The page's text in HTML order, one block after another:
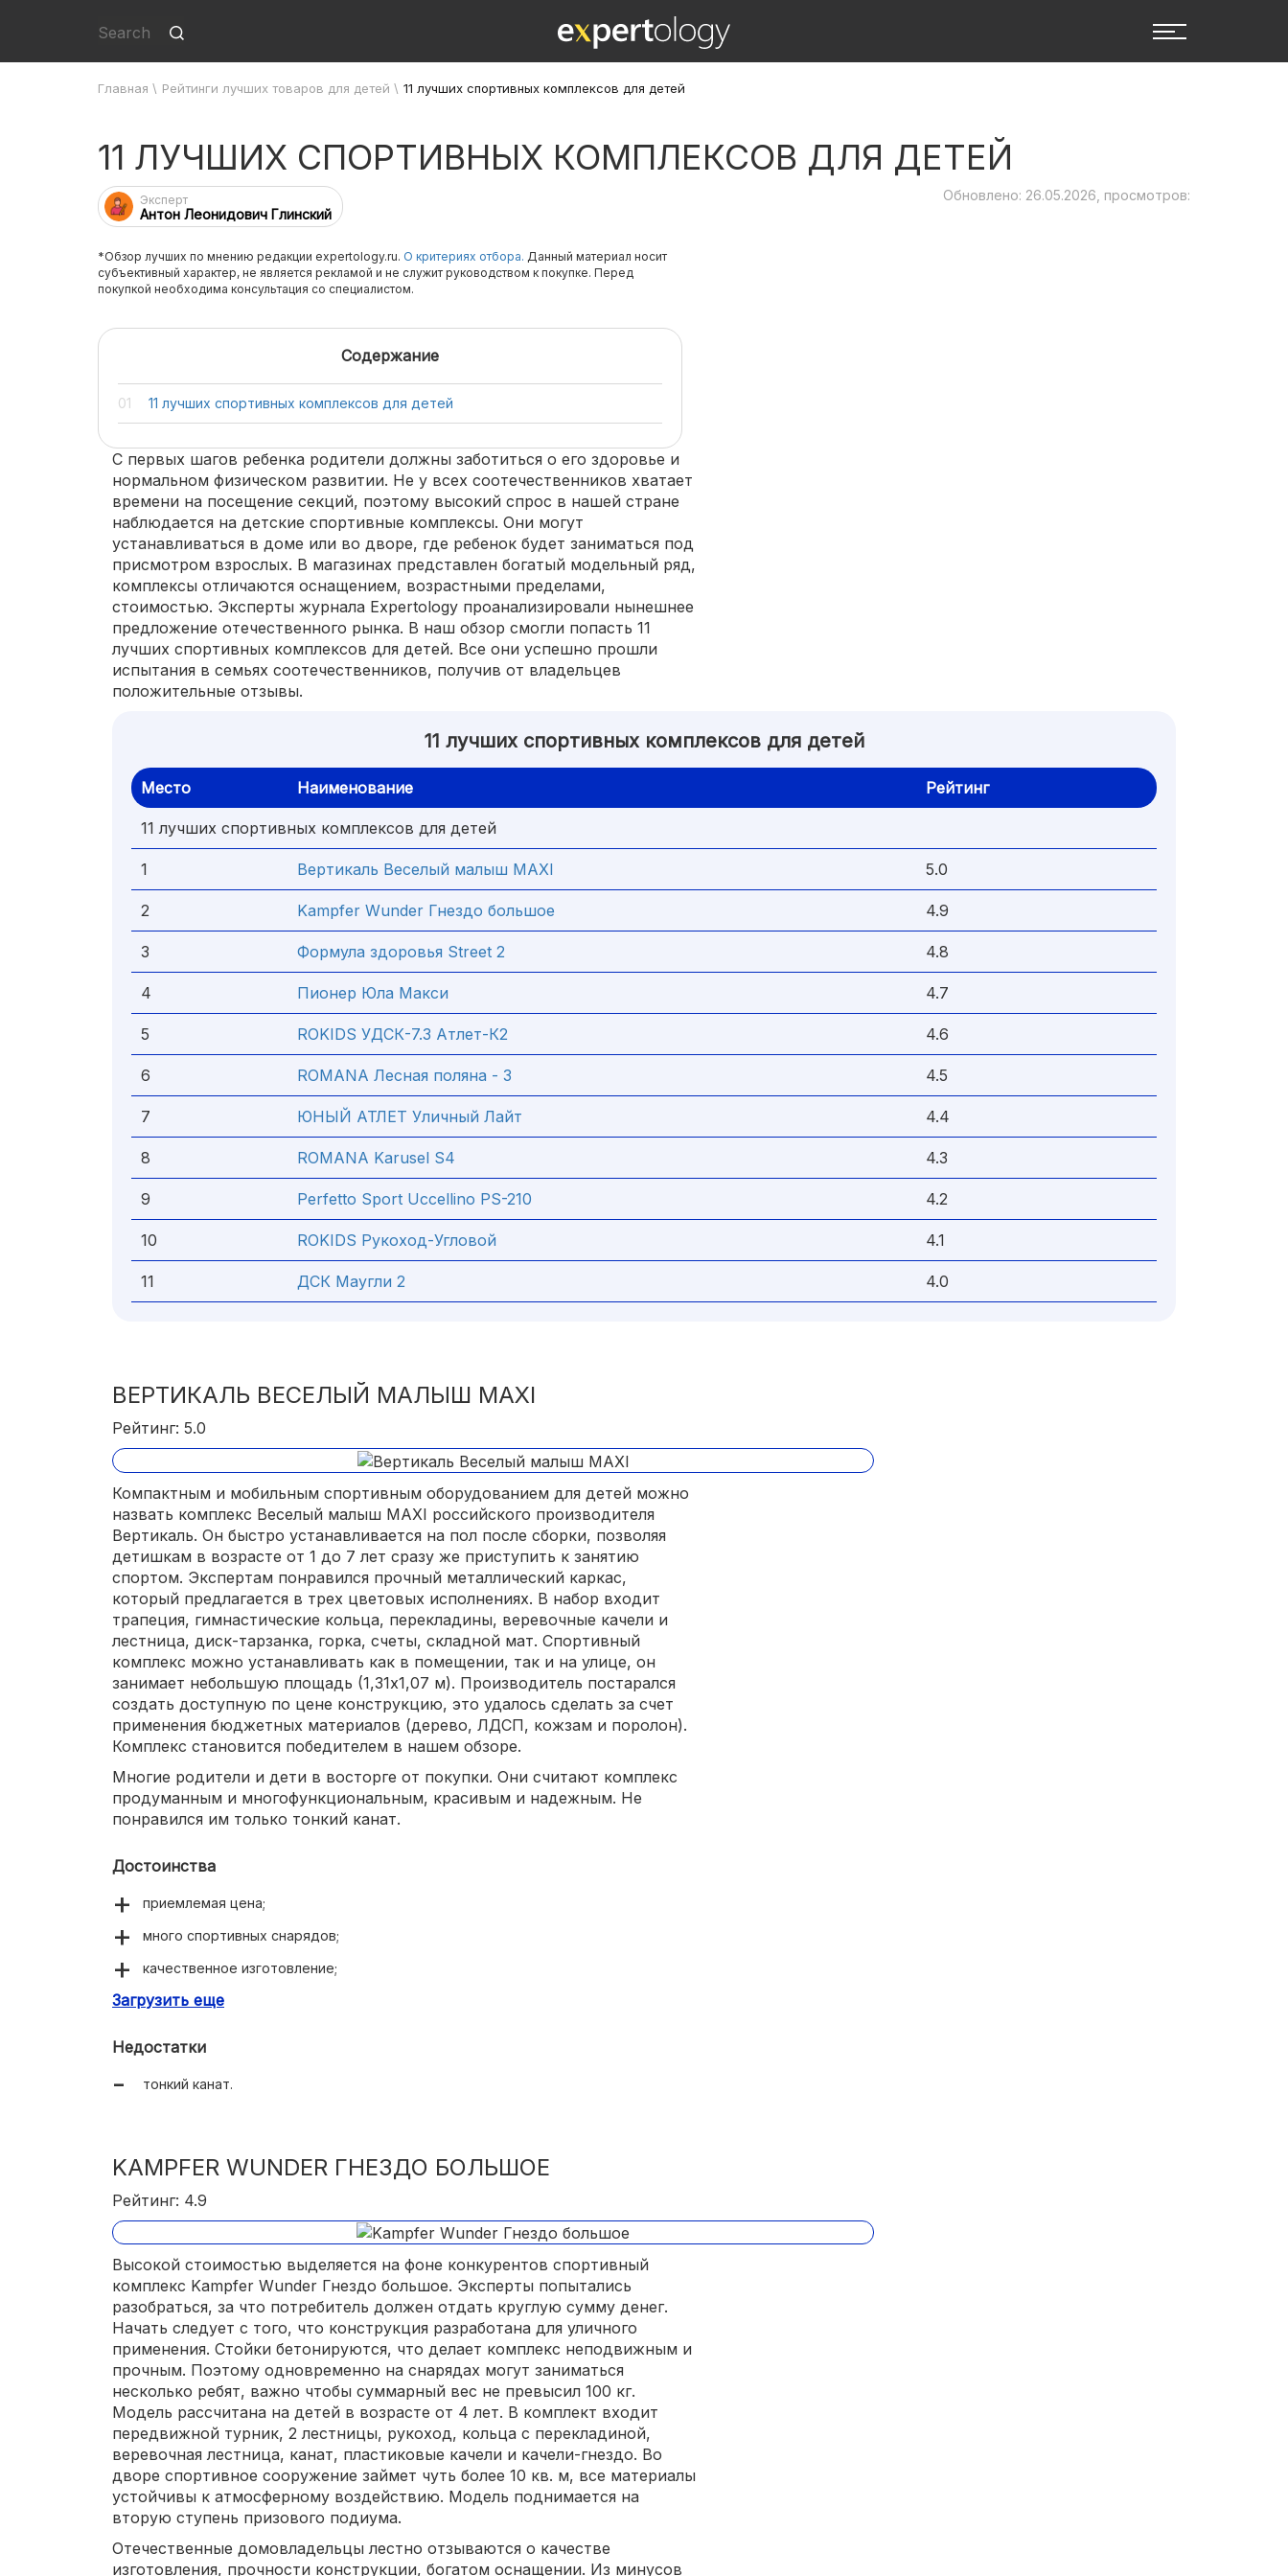
Главная \ Рейтинги лучших товаров для детей \ 11 лучших спортивных комплексов для детей
11 ЛУЧШИХ СПОРТИВНЫХ КОМПЛЕКСОВ ДЛЯ ДЕТЕЙ
Эксперт
Антон Леонидович Глинский
Обновлено: 26.05.2026, просмотров:
*Обзор лучших по мнению редакции expertology.ru. О критериях отбора. Данный материал носит
субъективный характер, не является рекламой и не служит руководством к покупке. Перед
покупкой необходима консультация со специалистом.
Содержание
11 лучших спортивных комплексов для детей
С первых шагов ребенка родители должны заботиться о его здоровье и
нормальном физическом развитии. Не у всех соотечественников хватает
времени на посещение секций, поэтому высокий спрос в нашей стране
наблюдается на детские спортивные комплексы. Они могут
устанавливаться в доме или во дворе, где ребенок будет заниматься под
присмотром взрослых. В магазинах представлен богатый модельный ряд,
комплексы отличаются оснащением, возрастными пределами,
стоимостью. Эксперты журнала Expertology проанализировали нынешнее
предложение отечественного рынка. В наш обзор смогли попасть 11
лучших спортивных комплексов для детей. Все они успешно прошли
испытания в семьях соотечественников, получив от владельцев
положительные отзывы.
11 лучших спортивных комплексов для детей
Место Наименование Рейтинг
11 лучших спортивных комплексов для детей
1 Вертикаль Веселый малыш MAXI 5.0
2 Kampfer Wunder Гнездо большое 4.9
3 Формула здоровья Street 2 4.8
4 Пионер Юла Макси 4.7
5 ROKIDS УДСК-7.3 Атлет-К2 4.6
6 ROMANA Лесная поляна - 3 4.5
7 ЮНЫЙ АТЛЕТ Уличный Лайт 4.4
8 ROMANA Karusel S4 4.3
9 Perfetto Sport Uccellino PS-210 4.2
10 ROKIDS Рукоход-Угловой 4.1
11 ДСК Маугли 2 4.0
ВЕРТИКАЛЬ ВЕСЕЛЫЙ МАЛЫШ MAXI
Рейтинг: 5.0
Компактным и мобильным спортивным оборудованием для детей можно
назвать комплекс Веселый малыш MAXI российского производителя
Вертикаль. Он быстро устанавливается на пол после сборки, позволяя
детишкам в возрасте от 1 до 7 лет сразу же приступить к занятию
спортом. Экспертам понравился прочный металлический каркас,
который предлагается в трех цветовых исполнениях. В набор входит
трапеция, гимнастические кольца, перекладины, веревочные качели и
лестница, диск-тарзанка, горка, счеты, складной мат. Спортивный
комплекс можно устанавливать как в помещении, так и на улице, он
занимает небольшую площадь (1,31х1,07 м). Производитель постарался
создать доступную по цене конструкцию, это удалось сделать за счет
применения бюджетных материалов (дерево, ЛДСП, кожзам и поролон).
Комплекс становится победителем в нашем обзоре.
Многие родители и дети в восторге от покупки. Они считают комплекс
продуманным и многофункциональным, красивым и надежным. Не
понравился им только тонкий канат.
Достоинства
приемлемая цена;
много спортивных снарядов;
качественное изготовление;
красивый внешний вид.
Загрузить еще
Недостатки
тонкий канат.
KAMPFER WUNDER ГНЕЗДО БОЛЬШОЕ
Рейтинг: 4.9
Высокой стоимостью выделяется на фоне конкурентов спортивный
комплекс Kampfer Wunder Гнездо большое. Эксперты попытались
разобраться, за что потребитель должен отдать круглую сумму денег.
Начать следует с того, что конструкция разработана для уличного
применения. Стойки бетонируются, что делает комплекс неподвижным и
прочным. Поэтому одновременно на снарядах могут заниматься
несколько ребят, важно чтобы суммарный вес не превысил 100 кг.
Модель рассчитана на детей в возрасте от 4 лет. В комплект входит
передвижной турник, 2 лестницы, рукоход, кольца с перекладиной,
веревочная лестница, канат, пластиковые качели и качели-гнездо. Во
дворе спортивное сооружение займет чуть более 10 кв. м, все материалы
устойчивы к атмосферному воздействию. Модель поднимается на
вторую ступень призового подиума.
Отечественные домовладельцы лестно отзываются о качестве
изготовления, прочности конструкции, богатом оснащении. Из минусов